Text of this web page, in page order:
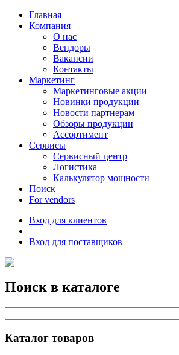
Главная
Компания
О нас
Вендоры
Вакансии
Контакты
Маркетинг
Маркетинговые акции
Новинки продукции
Новости партнерам
Обзоры продукции
Ассортимент
Сервисы
Сервисный центр
Логистика
Калькулятор мощности
Поиск
For vendors
Вход для клиентов
|
Вход для поставщиков
Поиск в каталоге
Каталог товаров